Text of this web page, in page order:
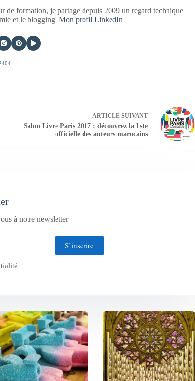
de formation, je partage depuis 2009 un regard technique
et le blogging.Mon profil LinkedIn
ARTICLESUIVANT
Salon Livre Paris 2017 : découvrez la liste
officielle des auteurs marocains
à notre newsletter
S’inscrire